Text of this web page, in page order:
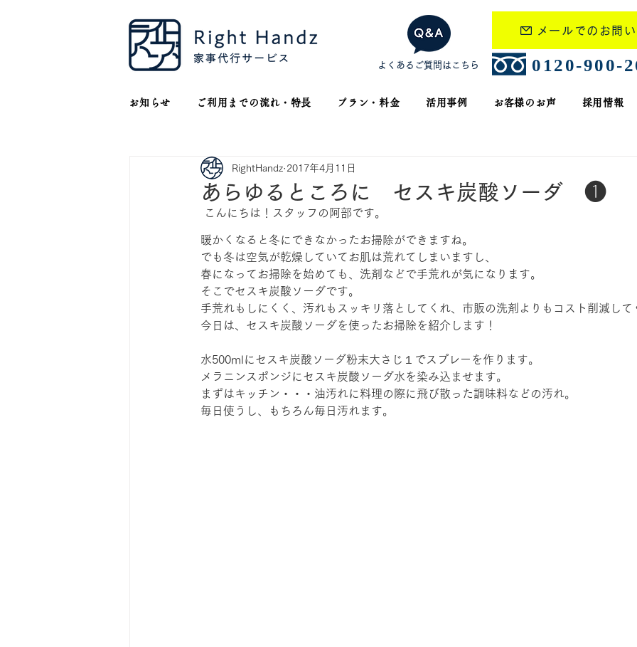
​0120-900-
お知らせ ご利用までの流れ・特長 プラン・料金 活用事例 お客様のお声 採用情報
メールでのお問
よくあるご質問はこちら
あらゆるところに セスキ炭酸ソーダ ❶
RightHandz 2017年4月11日
こんにちは！スタッフの阿部です。
暖かくなると冬にできなかったお掃除ができますね。
でも冬は空気が乾燥していてお肌は荒れてしまいますし、
春になってお掃除を始めても、洗剤などで手荒れが気になります。
そこでセスキ炭酸ソーダです。
手荒れもしにくく、汚れもスッキリ落としてくれ、市販の洗剤よりもコスト削減して
今日は、セスキ炭酸ソーダを使ったお掃除を紹介します！
水500mlにセスキ炭酸ソーダ粉末大さじ１でスプレーを作ります。
メラニンスポンジにセスキ炭酸ソーダ水を染み込ませます。
まずはキッチン・・・油汚れに料理の際に飛び散った調味料などの汚れ。
毎日使うし、もちろん毎日汚れます。